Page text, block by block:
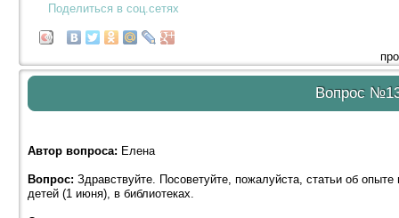
Поделиться в соц.сетях
Вопрос
Автор вопроса: Елена
Вопрос: Здравствуйте. Посоветуйте, пожалуйста, статьи об
детей (1 июня), в библиотеках.